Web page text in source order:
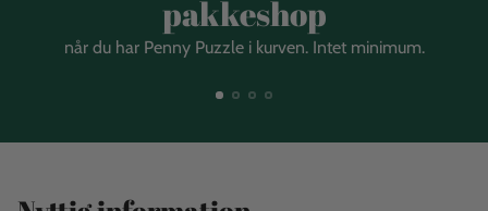
pakkeshop
når du har Penny Puzzle i kurven. Intet minimum.